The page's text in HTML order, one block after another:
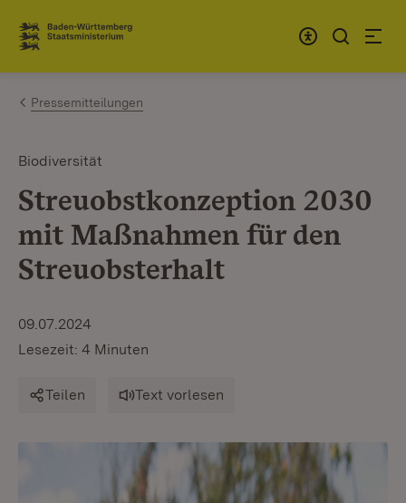
Zum Inhalt springen
Link zur Startseite
Pressemitteilungen
Biodiversität
Streuobstkonzeption 2030
mit Maßnahmen für den
Streuobsterhalt
09.07.2024
Lesezeit: 4 Minuten
Teilen Text vorlesen